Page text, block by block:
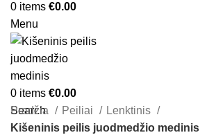
0 items €0.00
Menu
0 items €0.00
Search
Pradžia Peiliai
Lenktinis
Kišeninis peilis juodmedžio medinis